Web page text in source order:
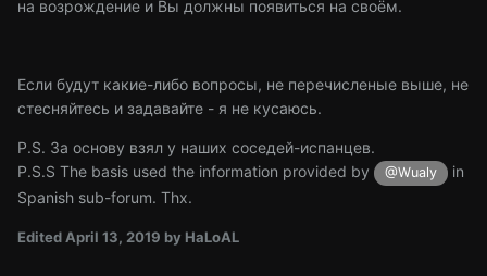
на возрождение и Вы должны появиться на своём.
Если будут какие-либо вопросы, не перечисленые выше, не
стесняйтесь и задавайте - я не кусаюсь.
P.S. За основу взял у наших соседей-испанцев.
P.S.S The basis used the information provided by
@Wualy
in
Spanish sub-forum. Thx.
Edited April 13, 2019 by HaLoAL